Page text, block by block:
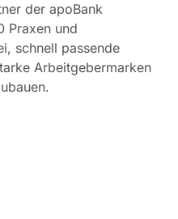
der apoBank
Praxen und
schnell passende
Arbeitgebermarken